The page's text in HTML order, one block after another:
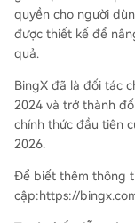
quyền cho người
được thiết kế để
quả.
BingX đã là đối tác
2024 và trở thành
chính thức đầu tiên
2026.
Để biết thêm thông
cập:https://